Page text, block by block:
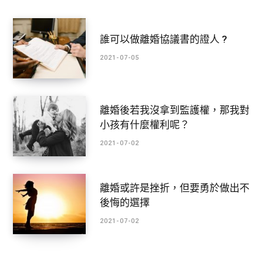
誰可以做離婚協議書的證人 ?
2021-07-05
離婚後若我沒拿到監護權，那我對
小孩有什麼權利呢？
2021-07-02
離婚或許是挫折，但要勇於做出不
後悔的選擇
2021-07-02